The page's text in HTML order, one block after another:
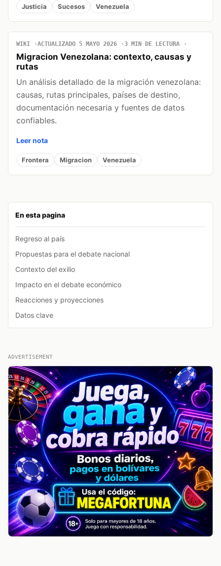
En esta pagina
Regreso al país
Propuestas para el debate nacional
Contexto del exilio
Impacto en el debate económico
Reacciones y proyecciones
Datos clave
Justicia Sucesos Venezuela
WIKI ACTUALIZADO 5 MAYO 2026 3 MIN DE LECTURA
Migracion Venezolana: contexto, causas y
rutas
Un análisis detallado de la migración venezolana:
causas, rutas principales, países de destino,
documentación necesaria y fuentes de datos
confiables.
Leer nota
Frontera Migracion Venezuela
ADVERTISEMENT